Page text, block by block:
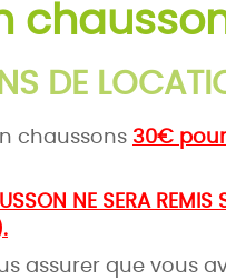
DE
chaussons 30€
NE SERA
assurer que vous